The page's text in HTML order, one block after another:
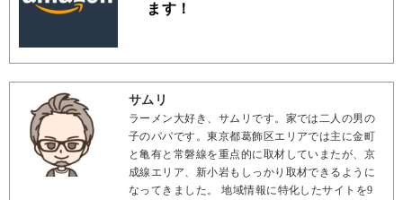
ます！
サムリ
ラーメン大好き、サムリです。家では二人の男の
子のパパです。東京都葛飾区エリアでは主に金町
と亀有と常磐線を重点的に取材していまたが、京
成線エリア、新小岩もしっかり取材できるように
なってきました。 地域情報に特化したサイトを9